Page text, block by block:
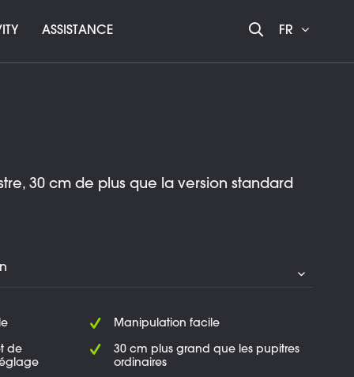
ASSISTANCE FR
30 cm de plus que la version standard
Manipulation facile
de
30 cm plus grand que les pupitres
ordinaires